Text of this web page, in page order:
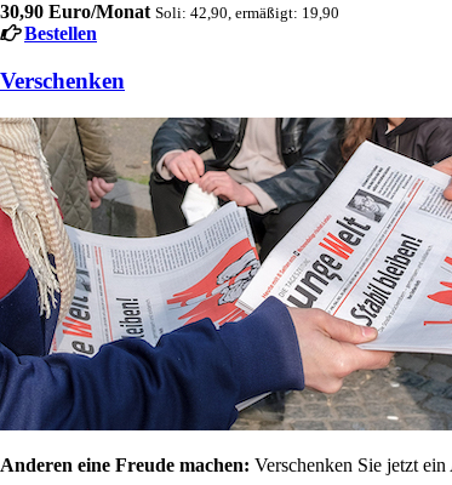
30,90 Euro/Monat Soli: 42,90, ermäßigt: 19,90
Bestellen
Verschenken
Anderen eine Freude machen: Verschenken Sie jetzt